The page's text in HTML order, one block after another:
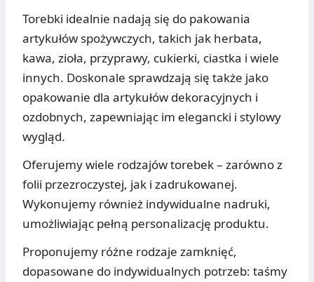
Torebki idealnie nadają się do pakowania
artykułów spożywczych, takich jak herbata,
kawa, zioła, przyprawy, cukierki, ciastka i wiele
innych. Doskonale sprawdzają się także jako
opakowanie dla artykułów dekoracyjnych i
ozdobnych, zapewniając im elegancki i stylowy
wygląd.
Oferujemy wiele rodzajów torebek – zarówno z
folii przezroczystej, jak i zadrukowanej.
Wykonujemy również indywidualne nadruki,
umożliwiając pełną personalizację produktu.
Proponujemy różne rodzaje zamknięć,
dopasowane do indywidualnych potrzeb: taśmy